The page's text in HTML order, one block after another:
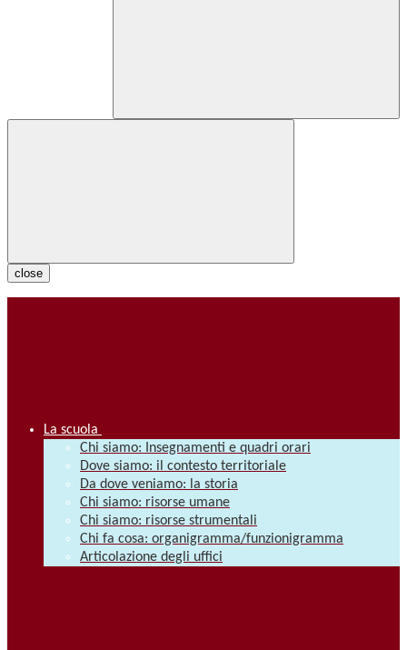
close
La scuola
Chi siamo: Insegnamenti e quadri orari
Dove siamo: il contesto territoriale
Da dove veniamo: la storia
Chi siamo: risorse umane
Chi siamo: risorse strumentali
Chi fa cosa: organigramma/funzionigramma
Articolazione degli uffici